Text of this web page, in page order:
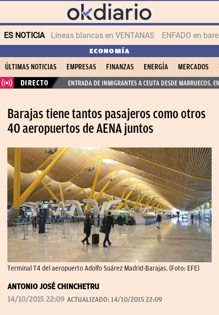
ES NOTICIA Líneas blancas en VENTANAS ENFADO en
ECONOMÍA
ÚLTIMAS NOTICIAS EMPRESAS FINANZAS ENERGÍA MERCADOS
DIRECTO
ENTRADA DE INMIGRANTES A CEUTA DESDE MARRUECOS,
Barajas tiene tantos pasajeros como otros
40 aeropuertos de AENA juntos
Terminal T4 del aeropuerto Adolfo Suárez Madrid-Barajas. (Foto: EFE)
ANTONIO JOSÉ CHINCHETRU
14/10/2015 22:09 ACTUALIZADO: 14/10/2015 22:09